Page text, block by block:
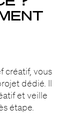
créatif, vous
dédié. Il
et veille
étape.